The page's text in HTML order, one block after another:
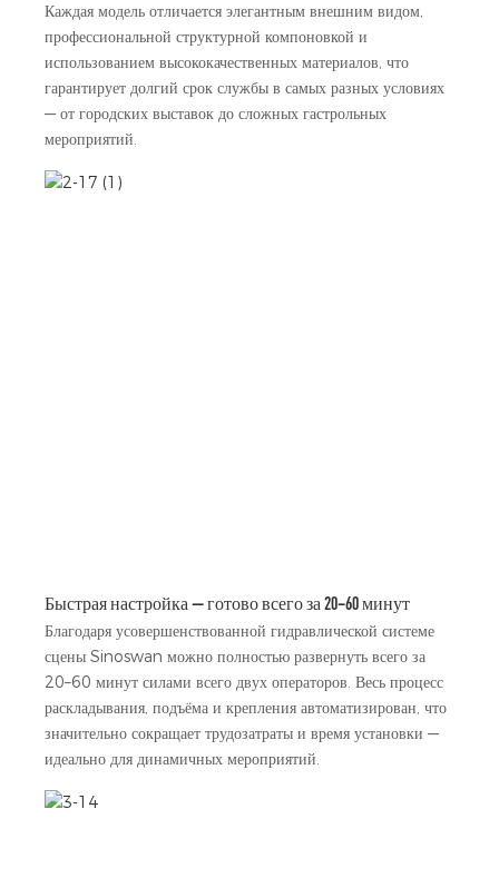
Каждая модель отличается элегантным внешним видом,
профессиональной структурной компоновкой и
использованием высококачественных материалов, что
гарантирует долгий срок службы в самых разных условиях
— от городских выставок до сложных гастрольных
мероприятий.
Быстрая настройка — готово всего за 20–60 минут
Благодаря усовершенствованной гидравлической системе
сцены Sinoswan можно полностью развернуть всего за
20–60 минут силами всего двух операторов. Весь процесс
раскладывания, подъёма и крепления автоматизирован, что
значительно сокращает трудозатраты и время установки —
идеально для динамичных мероприятий.